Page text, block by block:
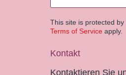
This site is protected
Terms of Service apply.
Kontakt
Kontaktieren Sie